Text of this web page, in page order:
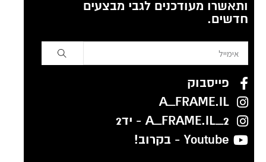
ותאשרו מעודכנים לגבי מבצעים
חדשים.
פייסבוק
A_FRAME.IL
A_FRAME.IL_2 - יד2
Youtube - בקרוב!